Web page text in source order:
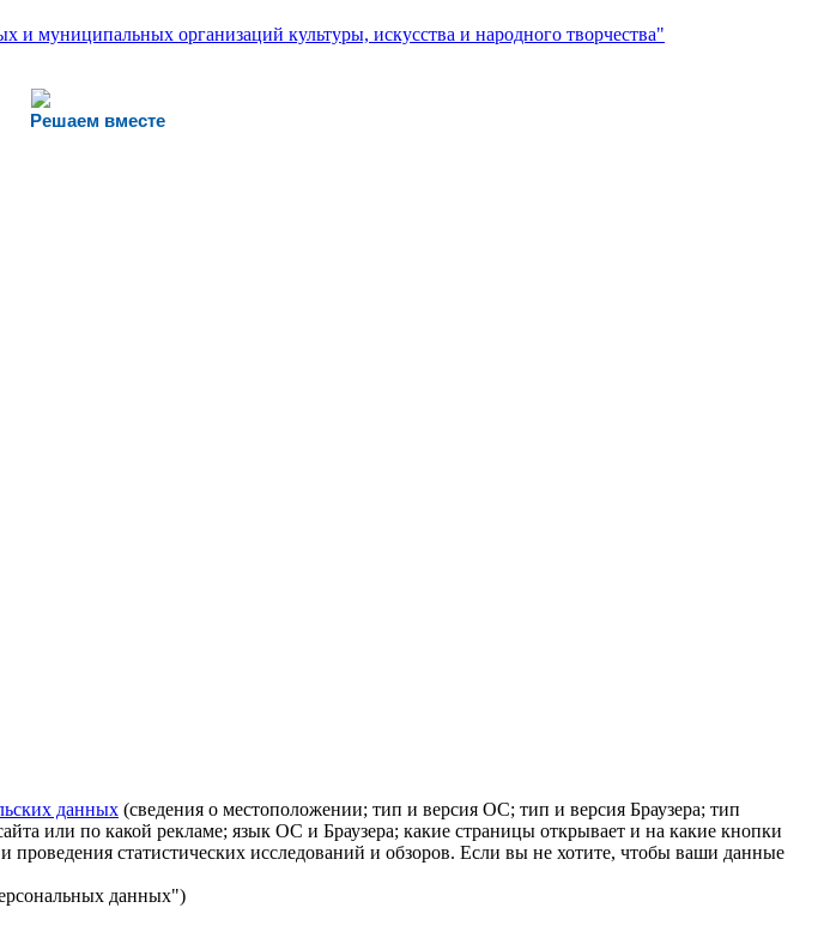
и муниципальных организаций культуры, искусства и народного творчества"
Решаем вместе
данных (сведения о местоположении; тип и версия ОС; тип и версия Браузера; тип
или по какой рекламе; язык ОС и Браузера; какие страницы открывает и на какие кнопки
проведения статистических исследований и обзоров. Если вы не хотите, чтобы ваши данные
данных")